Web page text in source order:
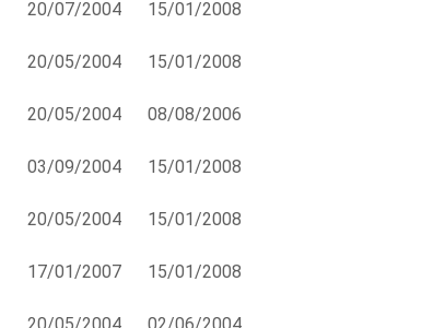
20/07/2004 15/01/2008
20/05/2004 15/01/2008
20/05/2004 08/08/2006
03/09/2004 15/01/2008
20/05/2004 15/01/2008
17/01/2007 15/01/2008